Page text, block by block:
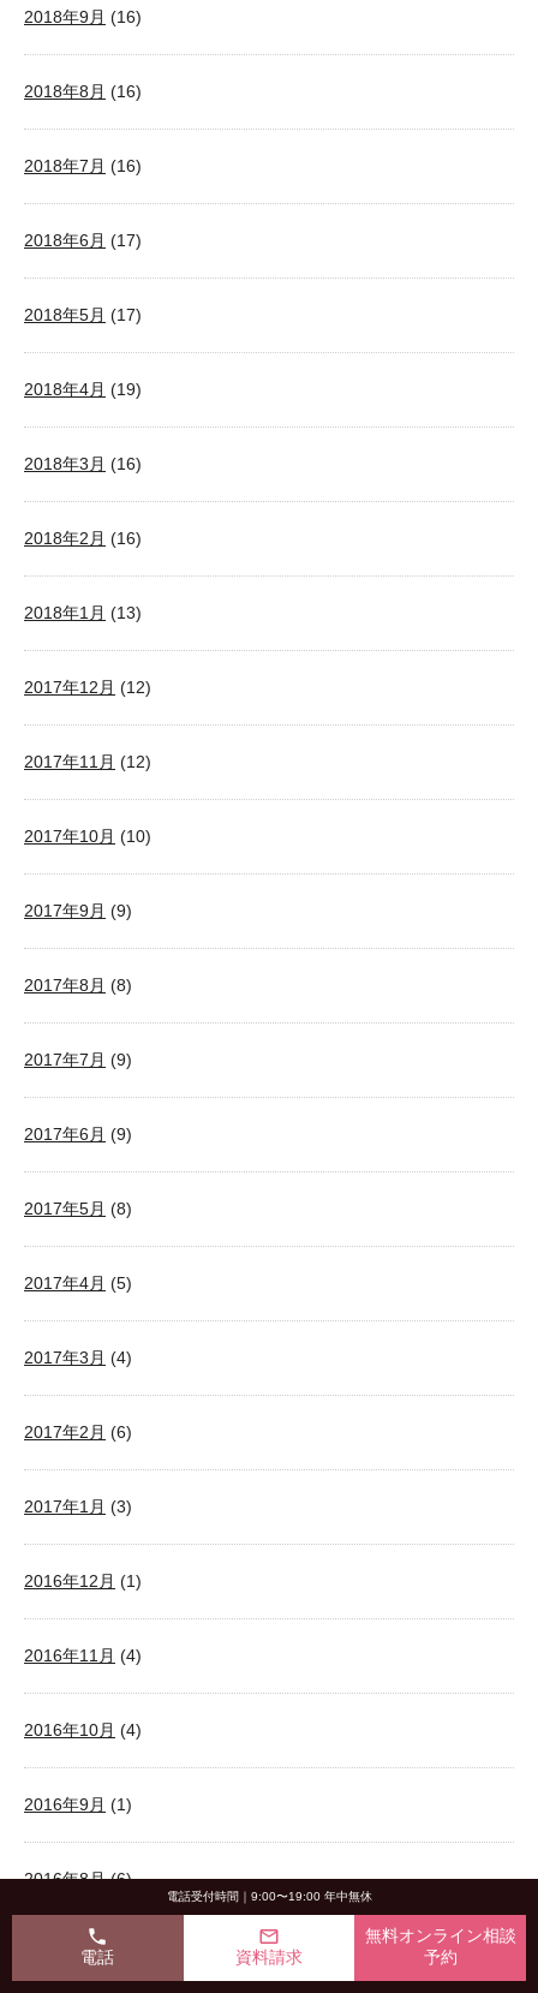
2018年9月 (16)
2018年8月 (16)
2018年7月 (16)
2018年6月 (17)
2018年5月 (17)
2018年4月 (19)
2018年3月 (16)
2018年2月 (16)
2018年1月 (13)
2017年12月 (12)
2017年11月 (12)
2017年10月 (10)
2017年9月 (9)
2017年8月 (8)
2017年7月 (9)
2017年6月 (9)
2017年5月 (8)
2017年4月 (5)
2017年3月 (4)
2017年2月 (6)
2017年1月 (3)
2016年12月 (1)
2016年11月 (4)
2016年10月 (4)
2016年9月 (1)
2016年8月(6)
2016年6月(11)
電話受付時間｜9:00〜19:00 年中無休
phone
電話
mail_outline
資料請求
無料オンライン相談
予約